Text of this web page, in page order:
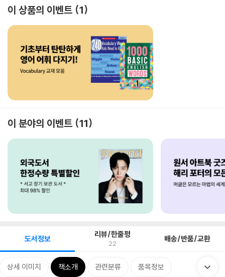
이 상품의 이벤트 1
이 분야의 이벤트 11
도서정보 리뷰/한줄평
22 배송/반품/교환
상세 이미지 책소개 관련분류 품목정보